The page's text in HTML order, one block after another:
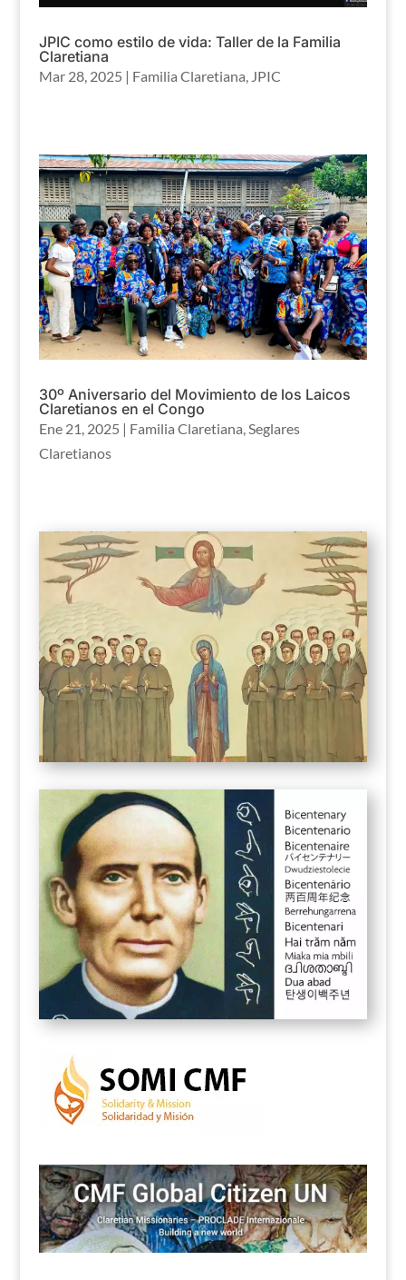
JPIC como estilo de vida: Taller de la Familia
Claretiana
Mar 28, 2025 | Familia Claretiana JPIC
30º Aniversario del Movimiento de los Laicos
Claretianos en el Congo
Ene 21, 2025 | Familia Claretiana,Seglares
Claretianos